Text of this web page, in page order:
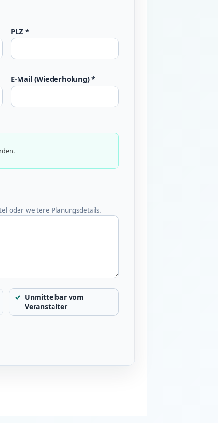
PLZ *
E-Mail (Wiederholung) *
oder weitere Planungsdetails.
Unmittelbar vom
Veranstalter